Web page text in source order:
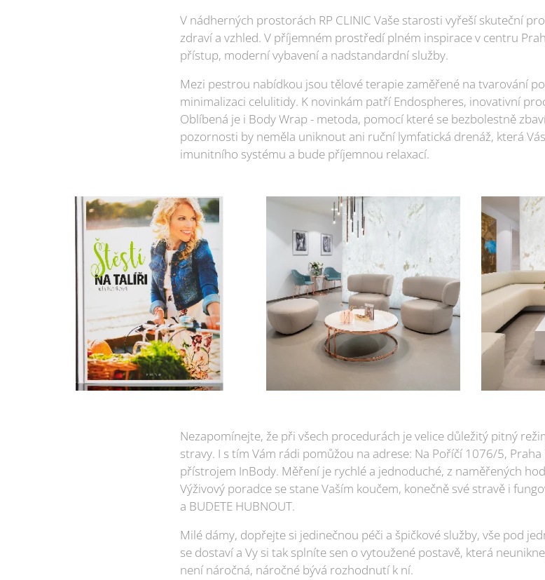
V nádherných prostorách RP CLINIC Vaše starosti vyřeší skuteční
zdraví a vzhled. V příjemném prostředí plném inspirace v centru
přístup, moderní vybavení a nadstandardní služby.
Mezi pestrou nabídkou jsou tělové terapie zaměřené na tvarování
minimalizaci celulitidy. K novinkám patří Endospheres, inovativní
Oblíbená je i Body Wrap - metoda, pomocí které se bezbolestně
pozornosti by neměla uniknout ani ruční lymfatická drenáž, která
imunitního systému a bude příjemnou relaxací.
Nezapomínejte, že při všech procedurách je velice důležitý pitný
stravy. I s tím Vám rádi pomůžou na adrese: Na Poříčí 1076/5,
přístrojem InBody. Měření je rychlé a jednoduché, z naměřených
Výživový poradce se stane Vaším koučem, konečně své stravě i
a BUDETE HUBNOUT.
Milé dámy, dopřejte si jedinečnou péči a špičkové služby, vše pod
se dostaví a Vy si tak splníte sen o vytoužené postavě, která
není náročná, náročné bývá rozhodnutí k ní.